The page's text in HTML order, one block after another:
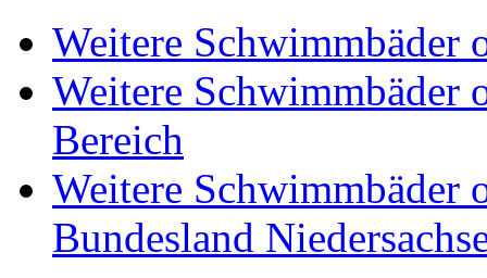
Weitere Schwimmbäder
Weitere Schwimmbäder
Bereich
Weitere Schwimmbäder
Bundesland